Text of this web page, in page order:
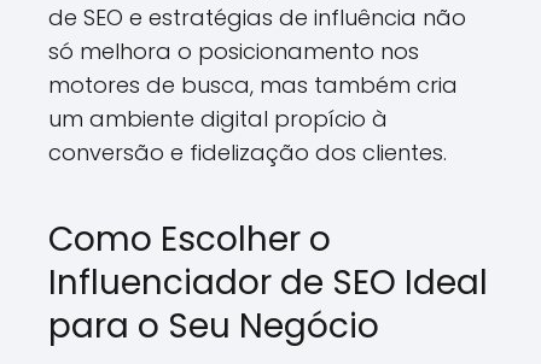
de SEO e estratégias de influência não
só melhora o posicionamento nos
motores de busca, mas também cria
um ambiente digital propício à
conversão e fidelização dos clientes.
Como Escolher o
Influenciador de SEO Ideal
para o Seu Negócio